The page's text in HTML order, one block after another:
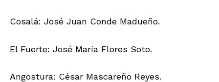
Cosalá: José Juan Conde Madueño.
El Fuerte: José María Flores Soto.
Angostura: César Mascareño Reyes.